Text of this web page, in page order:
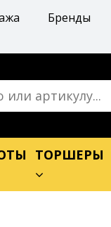
Бренды
ТОРШЕРЫ